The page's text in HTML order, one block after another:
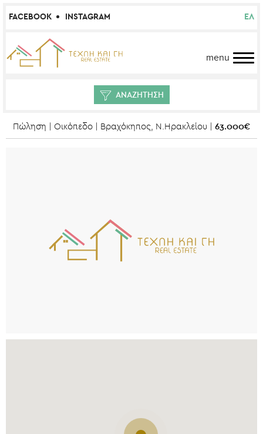
FACEBOOK INSTAGRAM ΕΛ
menu
ΑΝΑΖΗΤΗΣΗ
Πώληση | Οικόπεδο | Βραχόκηπος, Ν.Ηρακλείου | 63.000€